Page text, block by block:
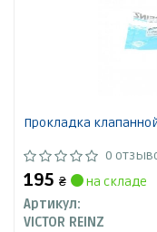
Прокладка
0
195 ₴
на складе
Артикул:
VICTOR REINZ